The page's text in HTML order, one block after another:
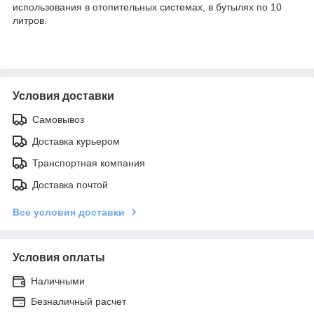
использования в отопительных системах, в бутылях по 10
литров.
Условия доставки
Самовывоз
Доставка курьером
Транспортная компания
Доставка почтой
Все условия доставки
Условия оплаты
Наличными
Безналичный расчет